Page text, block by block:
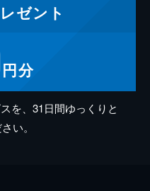
ゼント
円分
を、31日間ゆっくりと
い。